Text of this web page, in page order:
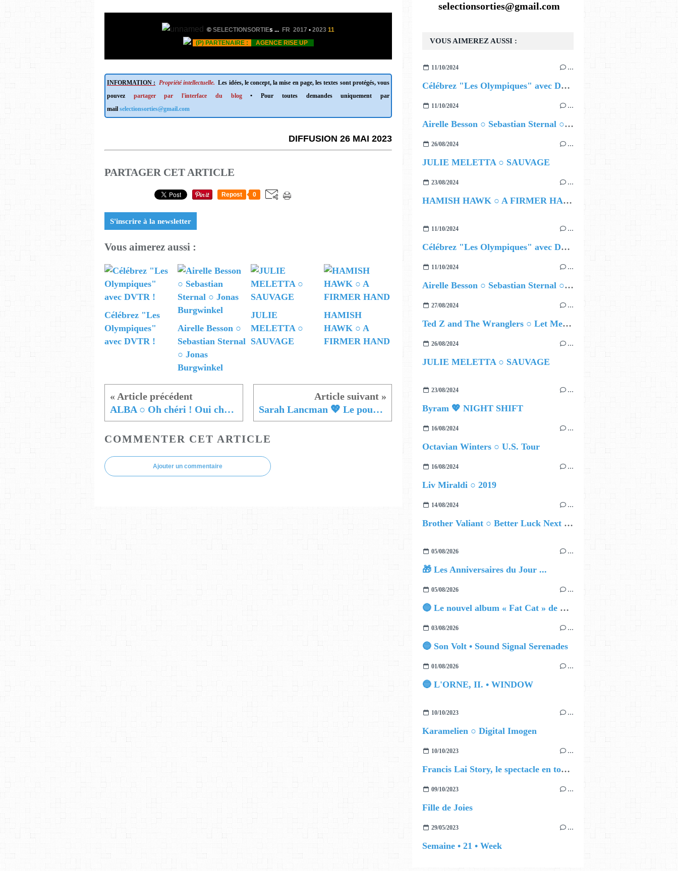
© SELECTIONSORTIEs ... FR 2017 • 2023 11
(P) PARTENAIRE :
AGENCE RISE UP
INFORMATION : Propriété intellectuelle. Les idées, le concept, la mise en page, les textes sont protégés, vous
pouvez partager par l'interface du blog• Pour toutes demandes uniquement par
mail selectionsorties@gmail.com
DIFFUSION 26 MAI 2023
PARTAGER CET ARTICLE
Repost 0
S'inscrire à la newsletter
Vous aimerez aussi :
Célébrez "Les
Olympiques"
avec DVTR !
Airelle Besson ○
Sebastian Sternal
○ Jonas
Burgwinkel
JULIE
MELETTA ○
SAUVAGE
HAMISH
HAWK ○ A
FIRMER HAND
ALBA ○ Oh chéri ! Oui chérie Sarah Lancman 💖 Le pouvoir des mots
COMMENTER CET ARTICLE
Ajouter un commentaire
VOUS AIMEREZ AUSSI :
11/10/2024 …
Célébrez "Les Olympiques" avec DVTR !
11/10/2024 …
Airelle Besson ○ Sebastian Sternal ○ Jonas Burgwinkel
26/08/2024 …
JULIE MELETTA ○ SAUVAGE
23/08/2024 …
HAMISH HAWK ○ A FIRMER HAND
11/10/2024 …
Célébrez "Les Olympiques" avec DVTR !
11/10/2024 …
Airelle Besson ○ Sebastian Sternal ○ Jonas Burgwinkel
27/08/2024 …
Ted Z and The Wranglers ○ Let Me Be Your Sin
26/08/2024 …
JULIE MELETTA ○ SAUVAGE
23/08/2024 …
Byram 💖 NIGHT SHIFT
16/08/2024 …
Octavian Winters ○ U.S. Tour
16/08/2024 …
Liv Miraldi ○ 2019
14/08/2024 …
Brother Valiant ○ Better Luck Next Time
05/08/2026 …
🎁 Les Anniversaires du Jour ...
05/08/2026 …
🔵 Le nouvel album « Fat Cat » de Delilah Holliday (sortie le 30 Octobre 2026)
03/08/2026 …
🔵 Son Volt • Sound Signal Serenades
01/08/2026 …
🔵 L'ORNE, II. • WINDOW
10/10/2023 …
Karamelien ○ Digital Imogen
10/10/2023 …
Francis Lai Story, le spectacle en tournée au Japon
09/10/2023 …
Fille de Joies
29/05/2023 …
Semaine • 21 • Week
selectionsorties@gmail.com